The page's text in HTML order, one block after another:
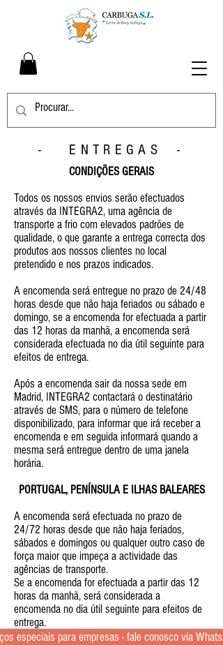
- ENTREGAS -
CONDIÇÕES GERAIS
Todos os nossos envios serão efectuados
através da INTEGRA2, uma agência de
transporte a frio com elevados padrões de
qualidade, o que garante a entrega correcta dos
produtos aos nossos clientes no local
pretendido e nos prazos indicados.
A encomenda será entregue no prazo de 24/48
horas desde que não haja feriados ou sábado e
domingo, se a encomenda for efectuada a partir
das 12 horas da manhã, a encomenda será
considerada efectuada no dia útil seguinte para
efeitos de entrega.
Após a encomenda sair da nossa sede em
Madrid, INTEGRA2 contactará o destinatário
através de SMS, para o número de telefone
disponibilizado, para informar que irá receber a
encomenda e em seguida informará quando a
mesma será entregue dentro de uma janela
horária.
PORTUGAL, PENÍNSULA E ILHAS BALEARES
A encomenda será efectuada no prazo de
24/72 horas desde que não haja feriados,
sábados e domingos ou qualquer outro caso de
força maior que impeça a actividade das
agências de transporte.
Se a encomenda for efectuada a partir das 12
horas da manhã, será considerada a
encomenda no dia útil seguinte para efeitos de
entrega.
especiais para empresas - fale conosco via